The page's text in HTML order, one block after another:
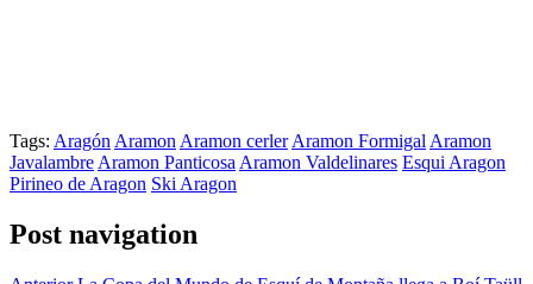
Tags: Aragón Aramon Aramon cerler Aramon Formigal Aramon
Javalambre Aramon Panticosa Aramon Valdelinares Esqui Aragon
Pirineo de Aragon Ski Aragon
Post navigation